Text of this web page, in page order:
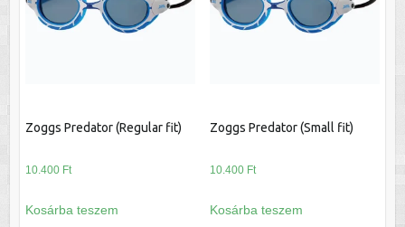
Zoggs Predator (Regular fit)
10.400 Ft
Kosárba teszem
Zoggs Predator (Small fit)
10.400 Ft
Kosárba teszem